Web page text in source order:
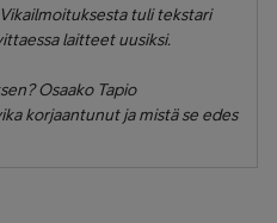
tuli tekstari
laitteet uusiksi.
Osaako Tapio
korjaantunut ja mistä se edes